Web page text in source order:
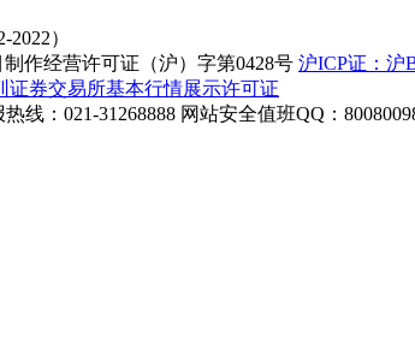
）
作经营许可证（沪）字第0428号 沪ICP证：沪
证券交易所基本行情展示许可证
线：021-31268888 网站安全值班QQ：